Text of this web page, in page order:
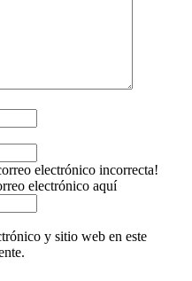
electrónico incorrecta!
electrónico aquí
y sitio web en este